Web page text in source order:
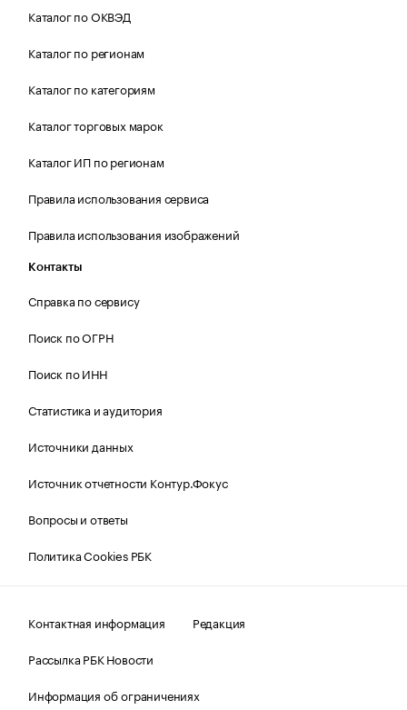
Каталог по ОКВЭД
Каталог по регионам
Каталог по категориям
Каталог торговых марок
Каталог ИП по регионам
Правила использования сервиса
Правила использования изображений
Контакты
Справка по сервису
Поиск по ОГРН
Поиск по ИНН
Статистика и аудитория
Источники данных
Источник отчетности Контур.Фокус
Вопросы и ответы
Политика Cookies РБК
Контактная информация
Редакция
Рассылка РБК Новости
Информация об ограничениях